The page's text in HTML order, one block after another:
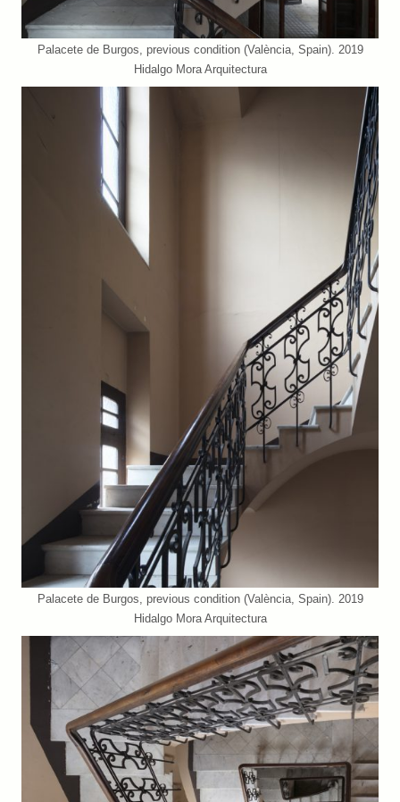
Palacete de Burgos, previous condition (València, Spain). 2019
Hidalgo Mora Arquitectura
Palacete de Burgos, previous condition (València, Spain). 2019
Hidalgo Mora Arquitectura